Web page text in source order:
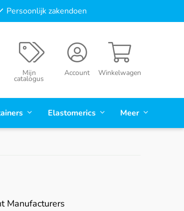
Persoonlijk zakendoen
Winkelwagen
Account
Mijn
catalogus
Elastomerics Meer
Manufacturers